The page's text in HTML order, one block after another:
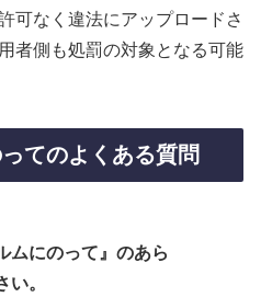
可なく違法にアップロードさ
者側も処罰の対象となる可能
てのよくある質問
ムにのって』のあら
い。